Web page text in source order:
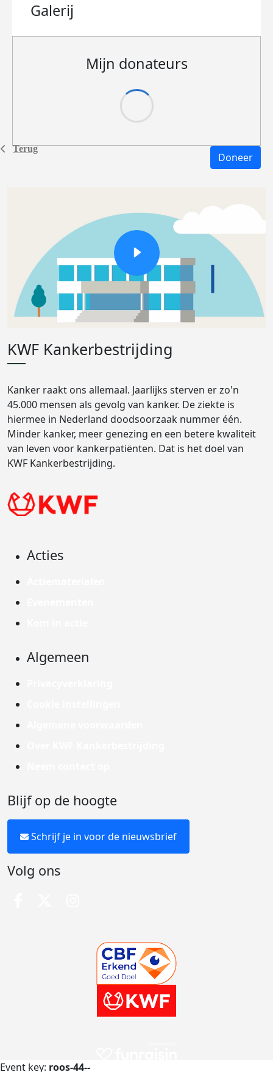
Terug
Galerij
Mijn donateurs
Doneer
KWF Kankerbestrijding
Kanker raakt ons allemaal. Jaarlijks sterven er zo'n
45.000 mensen als gevolg van kanker. De ziekte is
hiermee in Nederland doodsoorzaak nummer één.
Minder kanker, meer genezing en een betere kwaliteit
van leven voor kankerpatiënten. Dat is het doel van
KWF Kankerbestrijding.
Acties
Algemeen
Blijf op de hoogte
Schrijf je in voor de nieuwsbrief
Volg ons
Event key: roos-44--